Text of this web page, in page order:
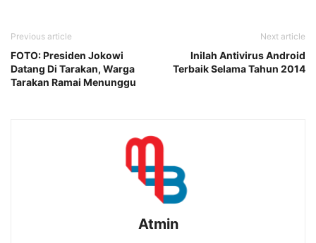
Previous article
FOTO: Presiden Jokowi
Datang Di Tarakan, Warga
Tarakan Ramai Menunggu
Next article
Inilah Antivirus Android
Terbaik Selama Tahun 2014
Atmin